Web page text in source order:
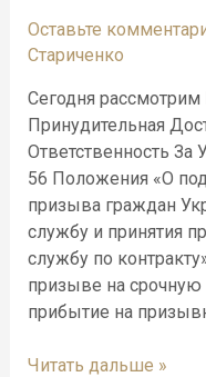
Оставьте
Стариченко
Сегодня
Принудительная
Ответственность За
56 Положения «О
призыва граждан
службу и принятия
службу по
призыве на
прибытие на
Читать дальше »